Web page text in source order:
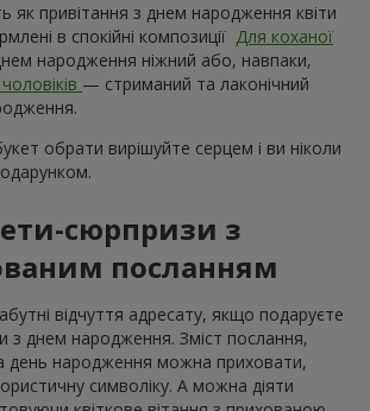
як привітання з днем ​​народження квіти
в спокійні композиції Для коханої
​​народження ніжний або, навпаки,
— стриманий та лаконічний
обрати вирішуйте серцем і ви ніколи
сюрпризи з
посланням
відчуття адресату, якщо подаруєте
з днем народження. Зміст послання,
день народження можна приховати,
символіку. А можна діяти